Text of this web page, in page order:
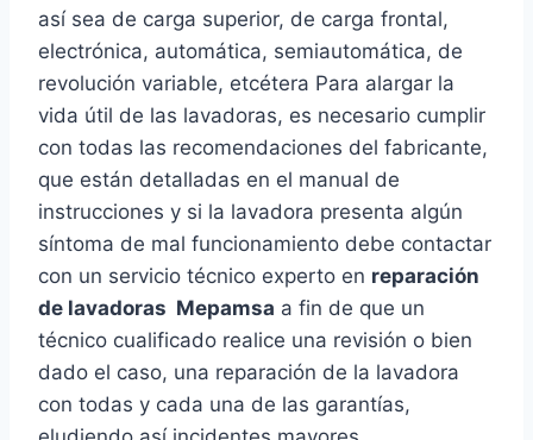
así sea de carga superior, de carga frontal,
electrónica, automática, semiautomática, de
revolución variable, etcétera Para alargar la
vida útil de las lavadoras, es necesario cumplir
con todas las recomendaciones del fabricante,
que están detalladas en el manual de
instrucciones y si la lavadora presenta algún
síntoma de mal funcionamiento debe contactar
con un servicio técnico experto en reparación
de lavadoras Mepamsa a fin de que un
técnico cualificado realice una revisión o bien
dado el caso, una reparación de la lavadora
con todas y cada una de las garantías,